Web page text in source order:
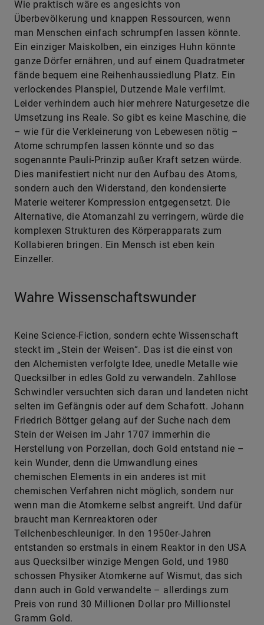
Wie praktisch wäre es angesichts von
Überbevölkerung und knappen Ressourcen, wenn
man Menschen einfach schrumpfen lassen könnte.
Ein einziger Maiskolben, ein einziges Huhn könnte
ganze Dörfer ernähren, und auf einem Quadratmeter
fände bequem eine Reihenhaussiedlung Platz. Ein
verlockendes Planspiel, Dutzende Male verfilmt.
Leider verhindern auch hier mehrere Naturgesetze die
Umsetzung ins Reale. So gibt es keine Maschine, die
– wie für die Verkleinerung von Lebewesen nötig –
Atome schrumpfen lassen könnte und so das
sogenannte Pauli-Prinzip außer Kraft setzen würde.
Dies manifestiert nicht nur den Aufbau des Atoms,
sondern auch den Widerstand, den kondensierte
Materie weiterer Kompression entgegensetzt. Die
Alternative, die Atomanzahl zu verringern, würde die
komplexen Strukturen des Körperapparats zum
Kollabieren bringen. Ein Mensch ist eben kein
Einzeller.
Wahre Wissenschaftswunder
Keine Science-Fiction, sondern echte Wissenschaft
steckt im „Stein der Weisen“. Das ist die einst von
den Alchemisten verfolgte Idee, unedle Metalle wie
Quecksilber in edles Gold zu verwandeln. Zahllose
Schwindler versuchten sich daran und landeten nicht
selten im Gefängnis oder auf dem Schafott. Johann
Friedrich Böttger gelang auf der Suche nach dem
Stein der Weisen im Jahr 1707 immerhin die
Herstellung von Porzellan, doch Gold entstand nie –
kein Wunder, denn die Umwandlung eines
chemischen Elements in ein anderes ist mit
chemischen Verfahren nicht möglich, sondern nur
wenn man die Atomkerne selbst angreift. Und dafür
braucht man Kernreaktoren oder
Teilchenbeschleuniger. In den 1950er-Jahren
entstanden so erstmals in einem Reaktor in den USA
aus Quecksilber winzige Mengen Gold, und 1980
schossen Physiker Atomkerne auf Wismut, das sich
dann auch in Gold verwandelte – allerdings zum
Preis von rund 30 Millionen Dollar pro Millionstel
Gramm Gold.